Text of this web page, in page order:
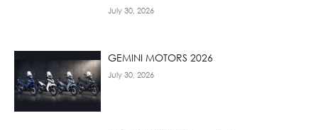
July 30, 2026
GEMINI MOTORS 2026
July 30, 2026